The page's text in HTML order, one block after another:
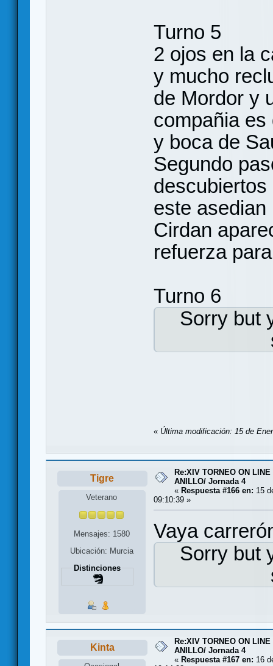
Turno 5
2 ojos en la
y mucho
de Mordor y
compañia
y boca de
Segundo
este
Cirdan
refuerza
Turno 6
Sorry but
« Última modificación: 15 de
Tigre
Veterano
Mensajes: 1580
Ubicación: Murcia
Distinciones
Re:XIV TORNEO ON
ANILLO/ Jornada 4
« Respuesta #166 en: 15
09:10:39 »
Vaya
Sorry but
Kinta
Re:XIV TORNEO ON
ANILLO/ Jornada 4
« Respuesta #167 en: 16